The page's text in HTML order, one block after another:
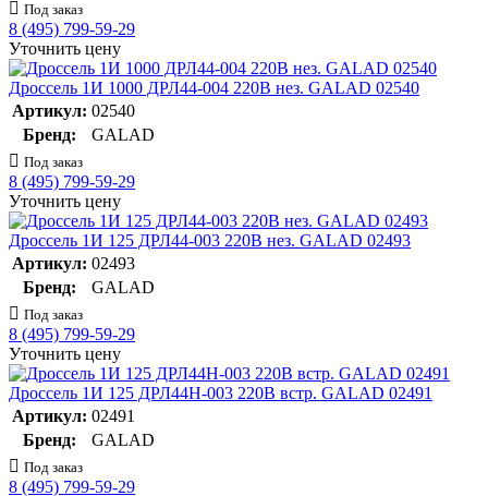
Под заказ
8 (495) 799-59-29
Уточнить цену
Дроссель 1И 1000 ДРЛ44-004 220В нез. GALAD 02540
Артикул: 02540
Бренд:
GALAD
Под заказ
8 (495) 799-59-29
Уточнить цену
Дроссель 1И 125 ДРЛ44-003 220В нез. GALAD 02493
Артикул: 02493
Бренд:
GALAD
Под заказ
8 (495) 799-59-29
Уточнить цену
Дроссель 1И 125 ДРЛ44Н-003 220В встр. GALAD 02491
Артикул: 02491
Бренд:
GALAD
Под заказ
8 (495) 799-59-29